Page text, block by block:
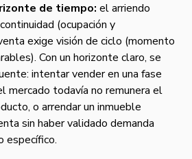
de tiempo: el arriendo
(ocupación y
exige visión de ciclo (momento
Con un horizonte claro, se
intentar vender en una fase
mercado todavía no remunera el
o arrendar un inmueble
sin haber validado demanda
específico.